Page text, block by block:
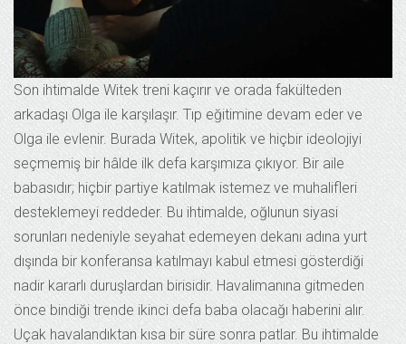
Son ihtimalde Witek treni kaçırır ve orada fakülteden
arkadaşı Olga ile karşılaşır. Tıp eğitimine devam eder ve
Olga ile evlenir. Burada Witek, apolitik ve hiçbir ideolojiyi
seçmemiş bir hâlde ilk defa karşımıza çıkıyor. Bir aile
babasıdır; hiçbir partiye katılmak istemez ve muhalifleri
desteklemeyi reddeder. Bu ihtimalde, oğlunun siyasi
sorunları nedeniyle seyahat edemeyen dekanı adına yurt
dışında bir konferansa katılmayı kabul etmesi gösterdiği
nadir kararlı duruşlardan birisidir. Havalimanına gitmeden
önce bindiği trende ikinci defa baba olacağı haberini alır.
Uçak havalandıktan kısa bir süre sonra patlar. Bu ihtimalde